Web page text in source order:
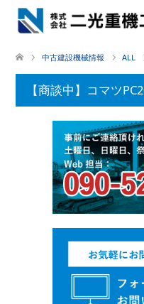
中古建設機械情報 ALL
【商談中】コマツ